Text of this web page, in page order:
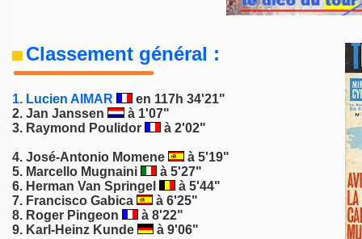
Classement général :
1. Lucien AIMAR
en 117h 34'21"
2. Jan Janssen
à 1'07"
3. Raymond Poulidor à 2'02"
4. José-Antonio Momene
à 5'19"
5. Marcello Mugnaini
à 5'27"
6. Herman Van Springel
à 5'44"
7. Francisco Gabica
à 6'25"
8. Roger Pingeon
à 8'22"
9. Karl-Heinz Kunde à 9'06"